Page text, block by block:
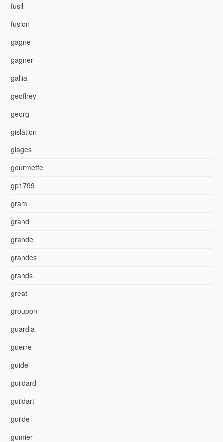
fusil
fusion
gagne
gagner
gallia
geoffrey
georg
gislation
glages
gourmette
gp1799
gram
grand
grande
grandes
grands
great
groupon
guardia
guerre
guide
guildard
guildart
guilde
gumier